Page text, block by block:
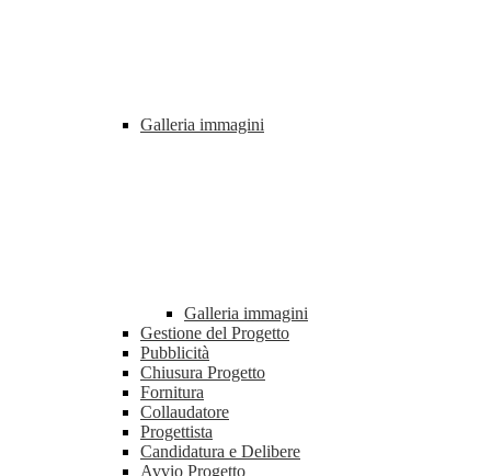
Galleria immagini
Galleria immagini
Gestione del Progetto
Pubblicità
Chiusura Progetto
Fornitura
Collaudatore
Progettista
Candidatura e Delibere
Avvio Progetto